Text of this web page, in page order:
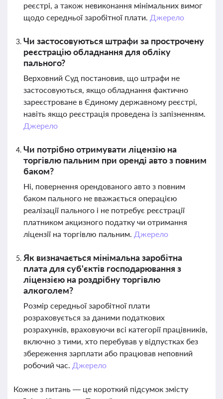
реєстрі, а також невиконання мінімальних вимог
щодо середньої заробітної плати. Джерело
Чи застосовуються штрафи за прострочену
реєстрацію обладнання для обліку
пального?
Верховний Суд постановив, що штрафи не
застосовуються, якщо обладнання фактично
зареєстроване в Єдиному державному реєстрі,
навіть якщо реєстрація проведена із запізненням.
Джерело
Чи потрібно отримувати ліцензію на
торгівлю пальним при оренді авто з повним
баком?
Ні, повернення орендованого авто з повним
баком пального не вважається операцією
реалізації пального і не потребує реєстрації
платником акцизного податку чи отримання
ліцензії на торгівлю пальним. Джерело
Як визначається мінімальна заробітна
плата для суб'єктів господарювання з
ліцензією на роздрібну торгівлю
алкоголем?
Розмір середньої заробітної плати
розраховується за даними податкових
розрахунків, враховуючи всі категорії працівників,
включно з тими, хто перебував у відпустках без
збереження зарплати або працював неповний
робочий час. Джерело
Кожне з питань — це короткий підсумок змісту